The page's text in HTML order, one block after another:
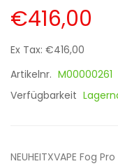
€416,00
Ex Tax: €416,00
Artikelnr. M00000261
Verfügbarkeit
NEUHEITXVAPE Fog